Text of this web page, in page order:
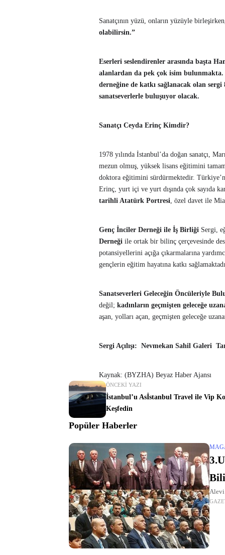
Sanatçının yüzü, onların yüzüyle
olabilirsin.”
Eserleri seslendirenler arasında başta
alanlardan da pek çok isim bulunmakta.
derneğine de katkı sağlanacak olan
sanatseverlerle buluşuyor olacak.
Sanatçı Ceyda Erinç Kimdir?
1978 yılında İstanbul’da doğan sanatçı,
mezun olmuş, yüksek lisans eğitimini
doktora eğitimini sürdürmektedir.
Erinç, yurt içi ve yurt dışında çok sayıda
tarihli Atatürk Portresi, özel davet ile
Genç İnciler Derneği ile İş Birliği Sergi,
Derneği ile ortak bir bilinç çerçevesinde
potansiyellerini açığa çıkarmalarına
gençlerin eğitim hayatına katkı
Sanatseverleri Geleceğin Öncüleriyle
değil; kadınların geçmişten geleceğe
aşan, yolları açan, geçmişten geleceğe
Sergi Açılışı: Nevmekan Sahil Galeri
Kaynak: (BYZHA) Beyaz Haber Ajansı
ÖNCEKI YAZI
İstanbul’u Asİstanbul Travel ile Vip
Keşfedin
Popüler Haberler
Alevi